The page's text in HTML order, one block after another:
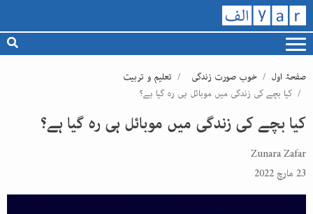
صفحۂ اول خوب صورت زندگی
تعلیم و تربیت
کیا بچے کی زندگی میں موبائل ہی رہ گیا ہے؟
کیا بچے کی زندگی میں موبائل ہی رہ گیا ہے؟
Zunara Zafar
23 مارچ 2022